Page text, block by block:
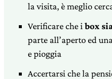
la visita, è meglio
Verificare che ibox
parte all’aperto ed
e pioggia
Accertarsi che la